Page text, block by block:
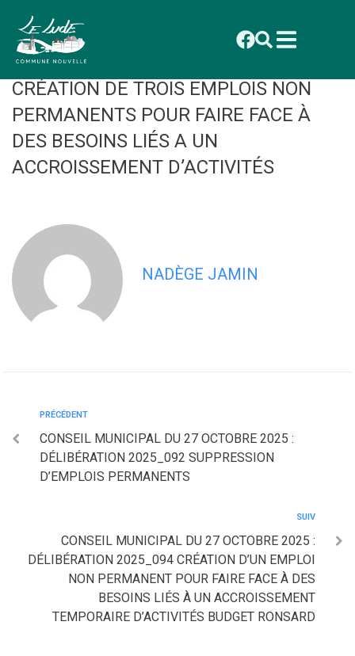
principal
CONSEIL MUNICIPAL DU 27 OCTOBRE
2025 : DÉLIBÉRATION 2025_093
CRÉATION DE TROIS EMPLOIS NON
PERMANENTS POUR FAIRE FACE À
DES BESOINS LIÉS A UN
ACCROISSEMENT D’ACTIVITÉS
NADÈGE JAMIN
PRÉCÉDENT
CONSEIL MUNICIPAL DU 27 OCTOBRE 2025 :
DÉLIBÉRATION 2025_092 SUPPRESSION
D’EMPLOIS PERMANENTS
SUIV
CONSEIL MUNICIPAL DU 27 OCTOBRE 2025 :
DÉLIBÉRATION 2025_094 CRÉATION D’UN EMPLOI
NON PERMANENT POUR FAIRE FACE À DES
BESOINS LIÉS À UN ACCROISSEMENT
TEMPORAIRE D’ACTIVITÉS BUDGET RONSARD